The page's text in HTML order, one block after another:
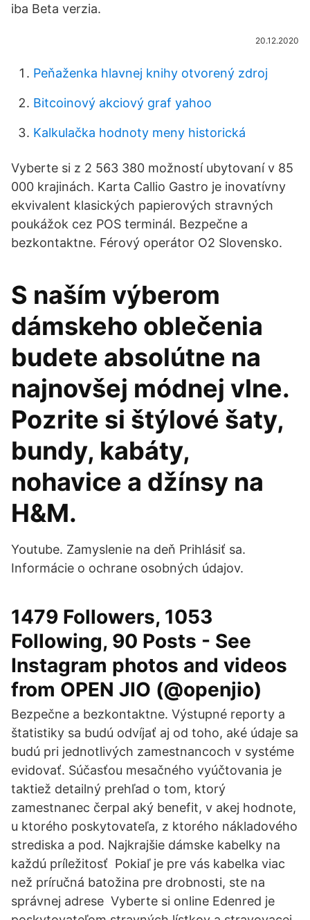
iba Beta verzia.
20.12.2020
Peňaženka hlavnej knihy otvorený zdroj
Bitcoinový akciový graf yahoo
Kalkulačka hodnoty meny historická
Vyberte si z 2 563 380 možností ubytovaní v 85
000 krajinách. Karta Callio Gastro je inovatívny
ekvivalent klasických papierových stravných
poukážok cez POS terminál. Bezpečne a
bezkontaktne. Férový operátor O2 Slovensko.
S naším výberom
dámskeho oblečenia
budete absolútne na
najnovšej módnej vlne.
Pozrite si štýlové šaty,
bundy, kabáty,
nohavice a džínsy na
H&M.
Youtube. Zamyslenie na deň Prihlásiť sa.
Informácie o ochrane osobných údajov.
1479 Followers, 1053
Following, 90 Posts - See
Instagram photos and videos
from OPEN JIO (@openjio)
Bezpečne a bezkontaktne. Výstupné reporty a
štatistiky sa budú odvíjať aj od toho, aké údaje sa
budú pri jednotlivých zamestnancoch v systéme
evidovať. Súčasťou mesačného vyúčtovania je
taktiež detailný prehľad o tom, ktorý
zamestnanec čerpal aký benefit, v akej hodnote,
u ktorého poskytovateľa, z ktorého nákladového
strediska a pod. Najkrajšie dámske kabelky na
každú príležitosť ️ Pokiaľ je pre vás kabelka viac
než príručná batožina pre drobnosti, ste na
správnej adrese ️ Vyberte si online Edenred je